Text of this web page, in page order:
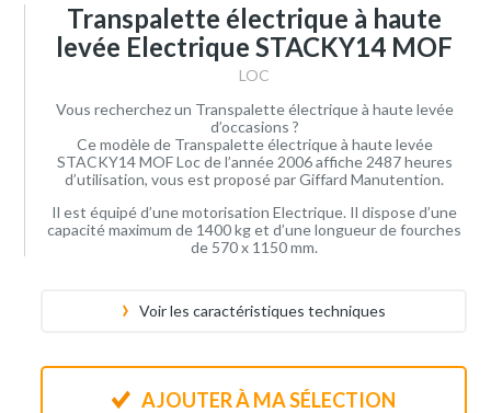
Transpalette électrique à haute
levée Electrique STACKY14 MOF
LOC
Vous recherchez un Transpalette électrique à haute levée
d’occasions ?
Ce modèle de Transpalette électrique à haute levée
STACKY14 MOF Loc de l’année 2006 affiche 2487 heures
d’utilisation, vous est proposé par Giffard Manutention.
Il est équipé d’une motorisation Electrique. Il dispose d’une
capacité maximum de 1400 kg et d’une longueur de fourches
de 570 x 1150 mm.
Voir les caractéristiques techniques
AJOUTER À MA SÉLECTION